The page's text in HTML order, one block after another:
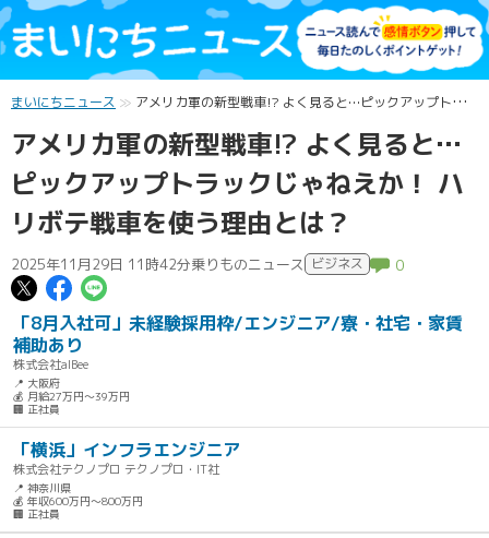
まいにちニュース アメリカ軍の新型戦車!? よく見ると…ピックアップトラックじゃねえか！ ハリボテ戦車を使う理由とは？
アメリカ軍の新型戦車!? よく見ると…
ピックアップトラックじゃねえか！ ハ
リボテ戦車を使う理由とは？
2025年11月29日 11時42分乗りものニュース ビジネス 0
この記事についてポスト
この記事についてFacebookでシェ
「8月入社可」未経験採用枠/エンジニア/寮・社宅・家賃
補助あり
株式会社alBee
📍 大阪府
💰 月給27万円～39万円
🏢 正社員
「横浜」インフラエンジニア
株式会社テクノプロ テクノプロ・IT社
📍 神奈川県
💰 年収600万円～800万円
🏢 正社員